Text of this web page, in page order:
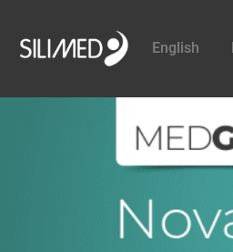
English